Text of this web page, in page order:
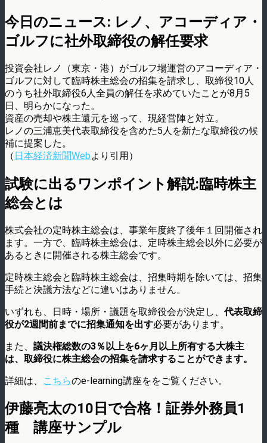
今日のニュース: レノ、アコーディア・
ゴルフに社外取締役の解任要求
投資会社レノ（東京・港）がゴルフ場運営のアコーディア・
ゴルフに対して臨時株主総会の招集を請求し、取締役10人
のうち社外取締役6人全員の解任を求めていたことが8月5
日、明らかになった。
資産の売却や株主還元を巡って、現経営陣と対立。
レノの三浦恵美代表取締役を含めた5人を新たな取締役の候
補に提案した。
（ 日本経済新聞Webより引用）
試験に出るワンポイント解説:臨時株主
総会とは
株式会社の定時株主総会は、事業年度終了後年１回開催され
ます。一方で、臨時株主総会は、定時株主総会以外に必要が
あるときに開催される株主総会です。
定時株主総会と臨時株主総会は、招集時期を除いては、招集
手続と決議方法などに違いはありません。
いずれも、日時・場所・議題を取締役会が決定し、代表取締
役が2週間前までに招集通知を出す必要があります。
また、 議決権総数の3％以上を6ヶ月以上所有する大株主
は、取締役に株主総会の招集を請求することができます。
詳細は、
こちらのe-learning講座ををご覧ください。
伊藤亮太の10日で合格！証券外務員1
種 講座サンプル